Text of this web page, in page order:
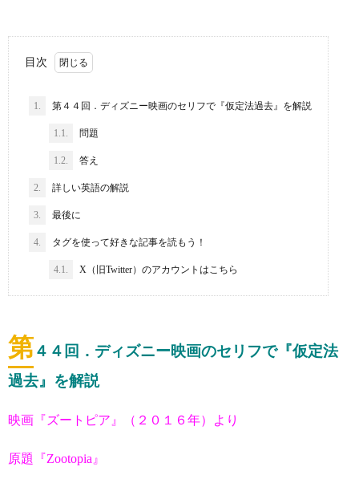
目次
1. 第４４回．ディズニー映画のセリフで『仮定法過去』を解説
1.1. 問題
1.2. 答え
2. 詳しい英語の解説
3. 最後に
4. タグを使って好きな記事を読もう！
4.1. X（旧Twitter）のアカウントはこちら
第４４回．ディズニー映画のセリフで『仮定法
過去』を解説
映画『ズートピア』（２０１６年）より
原題『Zootopia』